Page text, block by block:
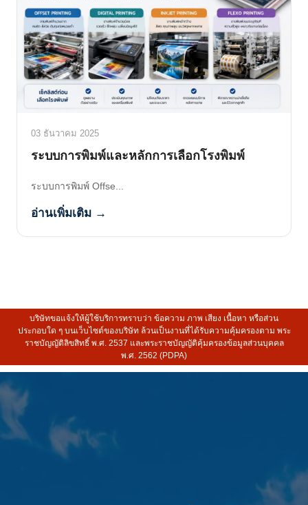
03 ธันวาคม 2025
ระบบการพิมพ์และหลักการเลือกโรงพิมพ์
ระบบการพิมพ์ Offse...
อ่านเพิ่มเติม →
บริษัทขอแจ้งให้ผู้ใช้บริการทราบว่า ข้อความ ภาพ เสียง เนื้อหา หรือส่วน
ประกอบใด ๆ บนเว็บไซต์ของบริษัท ล้วนเป็นงานที่ได้รับความคุ้มครองตาม พระ
ราชบัญญัติลิขสิทธิ์ พ.ศ. 2537 และพระราชบัญญัติคุ้มครองข้อมูลส่วนบุคคล
พ.ศ. 2562 (PDPA)